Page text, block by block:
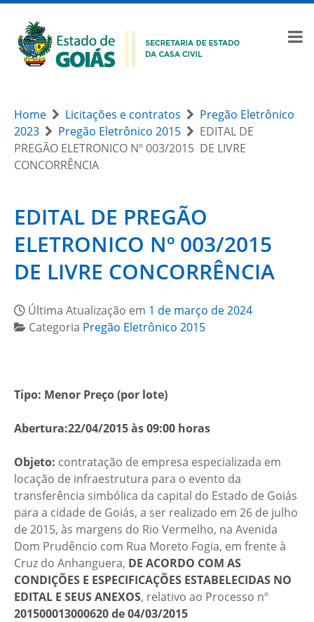
Home Licitações e contratos
Pregão Eletrônico
2023
Pregão Eletrônico 2015
EDITAL DE
PREGÃO ELETRONICO Nº 003/2015  DE LIVRE
CONCORRÊNCIA
EDITAL DE PREGÃO
ELETRONICO Nº 003/2015 
DE LIVRE CONCORRÊNCIA
Última Atualização em 1 de março de 2024
Categoria Pregão Eletrônico 2015
Tipo: Menor Preço (por lote)
Abertura:22/04/2015 às 09:00 horas
Objeto: contratação de empresa especializada em
locação de infraestrutura para o evento da
transferência simbólica da capital do Estado de Goiás
para a cidade de Goiás, a ser realizado em 26 de julho
de 2015, às margens do Rio Vermelho, na Avenida
Dom Prudêncio com Rua Moreto Fogia, em frente à
Cruz do Anhanguera, DE ACORDO COM AS
CONDIÇÕES E ESPECIFICAÇÕES ESTABELECIDAS NO
EDITAL E SEUS ANEXOS, relativo ao Processo nº
201500013000620 de 04/03/2015